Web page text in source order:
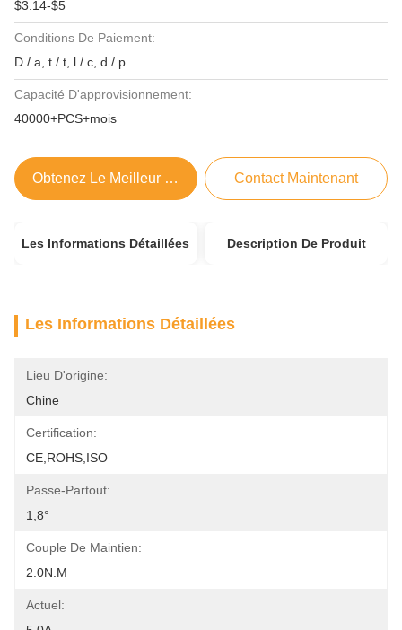
$3.14-$5
Conditions De Paiement:
D / a, t / t, l / c, d / p
Capacité D'approvisionnement:
40000+PCS+mois
Obtenez Le Meilleur Prix Contact Maintenant
Les Informations Détaillées Description De Produit
Les Informations Détaillées
Lieu D'origine:
Chine
Certification:
CE,ROHS,ISO
Passe-Partout:
1,8°
Couple De Maintien:
2.0N.m
Actuel: